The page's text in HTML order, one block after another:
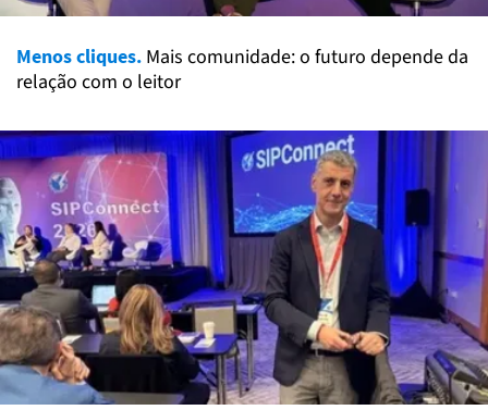
Menos cliques. Mais comunidade: o futuro depende da
relação com o leitor